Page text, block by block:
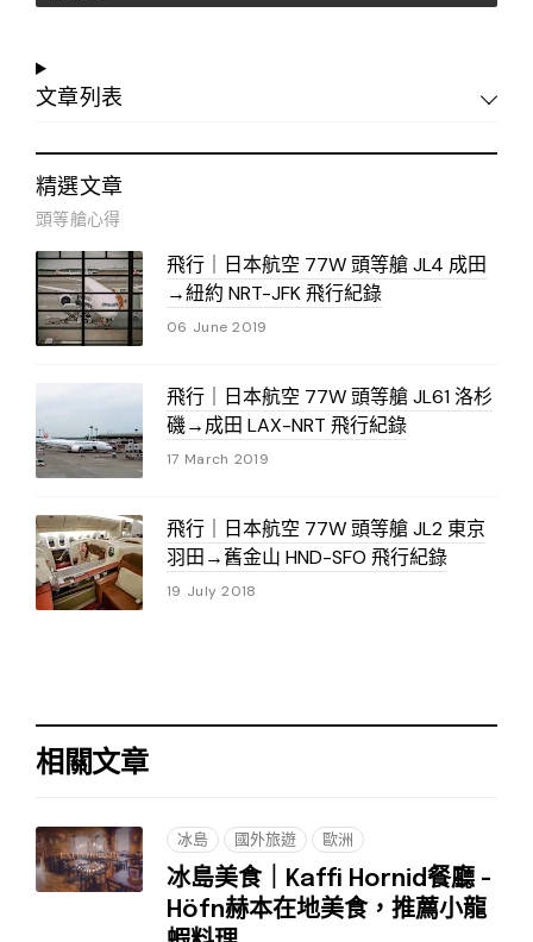
文章列表
精選文章
頭等艙心得
飛行｜日本航空 77W 頭等艙 JL4 成田
→紐約 NRT-JFK 飛行紀錄
06 June 2019
飛行｜日本航空 77W 頭等艙 JL61 洛杉
磯→成田 LAX-NRT 飛行紀錄
17 March 2019
飛行｜日本航空 77W 頭等艙 JL2 東京
羽田→舊金山 HND-SFO 飛行紀錄
19 July 2018
相關文章
冰島 國外旅遊 歐洲
冰島美食｜Kaffi Hornid餐廳 -
Höfn赫本在地美食，推薦小龍